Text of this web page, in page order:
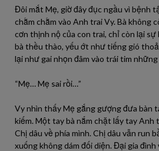
Đôi mắt Mẹ, giờ đây đục ngầu vì bệnh
chằm chằm vào Anh trai Vy. Bà không
cơn thịnh nộ của con trai, chỉ còn lại
bà thều thào, yếu ớt như tiếng gió
lại như gai nhọn đâm vào trái tim
“Mẹ… Mẹ sai rồi…”
Vy nhìn thấy Mẹ gắng gượng đưa bàn
kiếm. Một tay bà nắm chặt lấy tay Anh
Chị dâu về phía mình. Chị dâu vẫn run
xuống không dám đối diện. Đại gia đình